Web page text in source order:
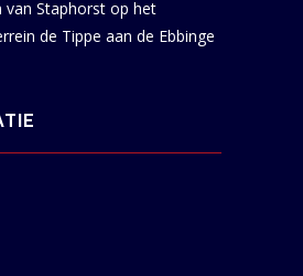
van Staphorst op het
de Tippe aan de Ebbinge